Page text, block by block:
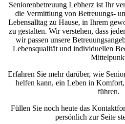
Seniorenbetreuung Lebherz ist Ihr
die Vermittlung von Betreuungs-
Lebensalltag zu Hause, in Ihrem
zu gestalten. Wir verstehen, dass
wir passen unsere
Lebensqualität und individuellen
Erfahren Sie mehr darüber, wie
helfen kann, ein Leben in
führen.
Füllen Sie noch heute das
persönlich zur Seite